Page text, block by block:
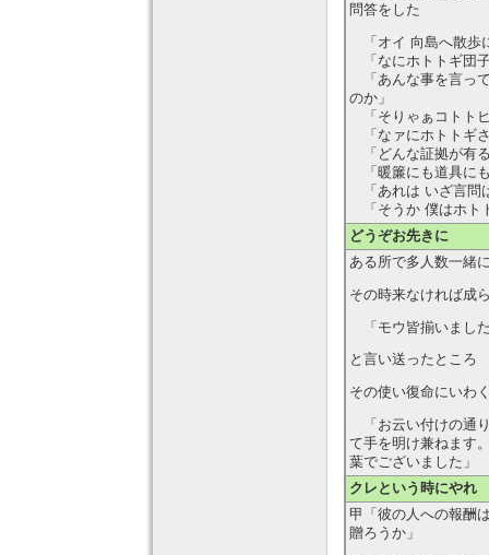
問答をした
「オイ 向島へ散歩
「なにホトトギ団
「あんな事を言っ
のか」
「そりゃぁコトト
「なァにホトトギ
「どんな証拠が有
「暖簾にも道具に
「あれは いざ言問
「そうか 僕はホト
どうぞお先きに
ある所で多人数一緒
その時来なければ成
「モウ皆揃いまし
と言い送ったところ
その使い復命にいわ
「お云い付けの通
て手を明け兼ねます
葉でございました」
クレという時にやれ
甲「彼の人への報酬
贈ろうか」